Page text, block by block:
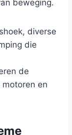
beweging.
diverse
die
de
en